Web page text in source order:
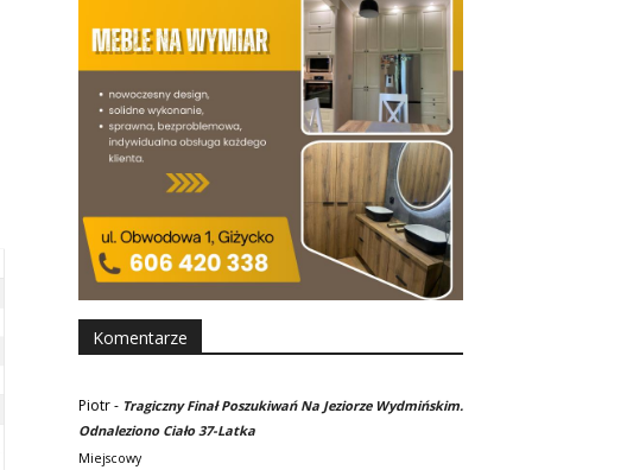
Komentarze
Piotr- Tragiczny Finał Poszukiwań Na Jeziorze Wydmińskim.
Odnaleziono Ciało 37-Latka
Miejscowy